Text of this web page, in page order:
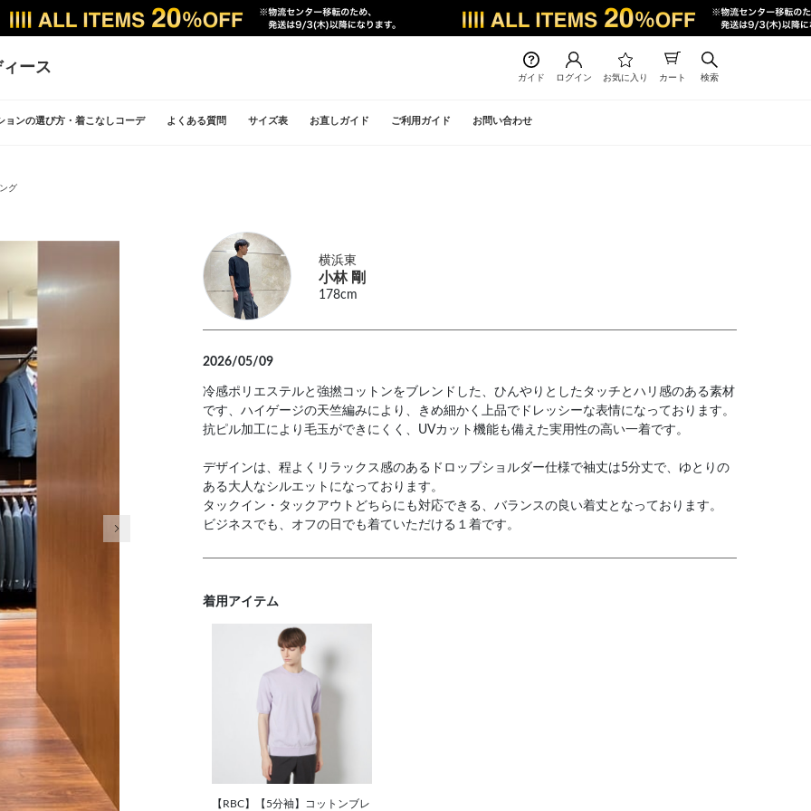
ース
ガイド ログイン お気に入り カート 検索
ョンの選び方・着こなしコーデ よくある質問 サイズ表 お直しガイド ご利用ガイド お問い合わせ
グ
横浜東
小林 剛
178cm
2026/05/09
冷感ポリエステルと強撚コットンをブレンドした、ひんやりとしたタッチとハリ感のある素材
です、ハイゲージの天竺編みにより、きめ細かく上品でドレッシーな表情になっております。
抗ピル加工により毛玉ができにくく、UVカット機能も備えた実用性の高い一着です。
デザインは、程よくリラックス感のあるドロップショルダー仕様で袖丈は5分丈で、ゆとりの
ある大人なシルエットになっております。
タックイン・タックアウトどちらにも対応できる、バランスの良い着丈となっております。
ビジネスでも、オフの日でも着ていただける１着です。
着用アイテム
【RBC】【5分袖】コットンブレ